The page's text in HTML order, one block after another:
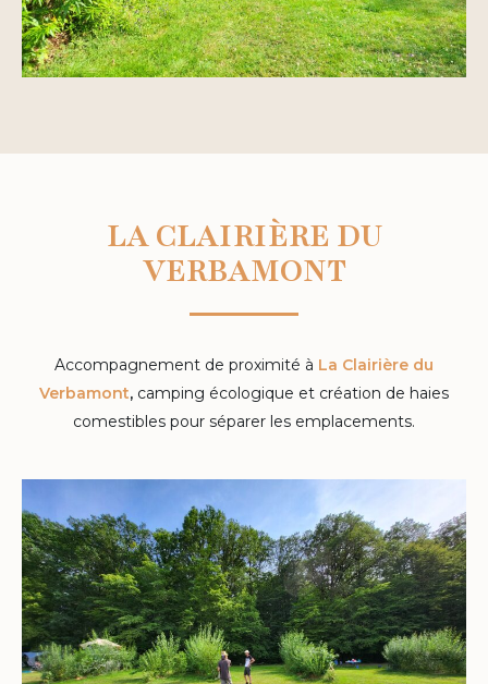
LA CLAIRIÈRE DU
VERBAMONT
Accompagnement de proximité à La Clairière du
Verbamont, camping écologique et création de haies
comestibles pour séparer les emplacements.